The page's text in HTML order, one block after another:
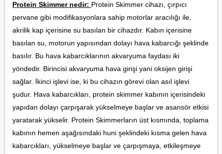
Protein Skimmer nedir: Protein Skimmer cihazı, çırpıcı
pervane gibi modifikasyonlara sahip motorlar aracılığı ile,
akrilik kap içerisine su basılan bir cihazdır. Kabın içerisine
basılan su, motorun yapısından dolayı hava kabarcığı şeklinde
basılır. Bu hava kabarcıklarının akvaryuma faydası iki
yöndedir. Birincisi akvaryuma hava girişi yani oksijen girişi
sağlar. İkinci işlevi ise, ki bu cihazın görevi olan asıl işlevi
şudur. Hava kabarcıkları, protein skimmer kabının içerisindeki
yapıdan dolayı çarpışarak yükselmeye başlar ve asansör etkisi
yaratarak yükselir. Protein Skimmerların üst kısmında, toplama
kabının hemen aşağısındaki huni şeklindeki kısma gelen hava
kabarcıkları, yükselmeye başlar ve çarpışmaya, etkileşmeye